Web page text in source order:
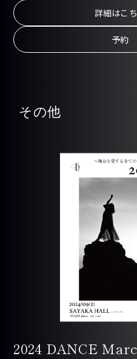
詳細はこ
予約
その他
2024 DANCE